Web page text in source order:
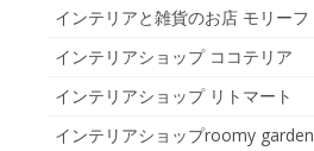
インテリアと雑貨のお店 モリーフ
インテリアショップ ココテリア
インテリアショップ リトマート
インテリアショップroomy garden